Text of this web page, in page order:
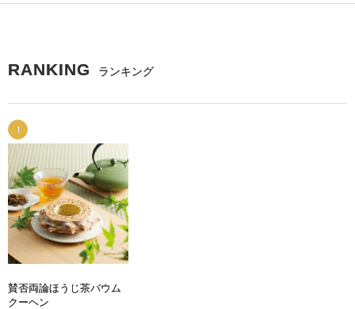
RANKING ランキング
1
賛否両論ほうじ茶バウム
クーヘン